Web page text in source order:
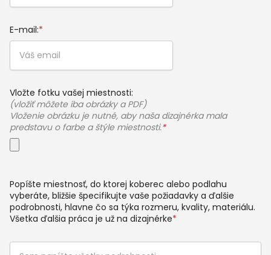
E-mail:*
Vložte fotku vašej miestnosti:
(vložiť môžete iba obrázky a PDF)
Vloženie obrázku je nutné, aby naša dizajnérka mala
predstavu o farbe a štýle miestnosti.*
Popíšte miestnosť, do ktorej koberec alebo podlahu
vyberáte, bližšie špecifikujte vaše požiadavky a ďalšie
podrobnosti, hlavne čo sa týka rozmeru, kvality, materiálu.
Všetka ďalšia práca je už na dizajnérke*